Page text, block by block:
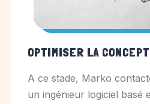
OPTIMISER LA
A ce stade, Marko
un ingénieur logiciel basé